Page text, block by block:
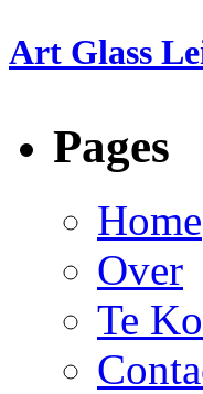
Art Glass
Pages
Home
Over
Te